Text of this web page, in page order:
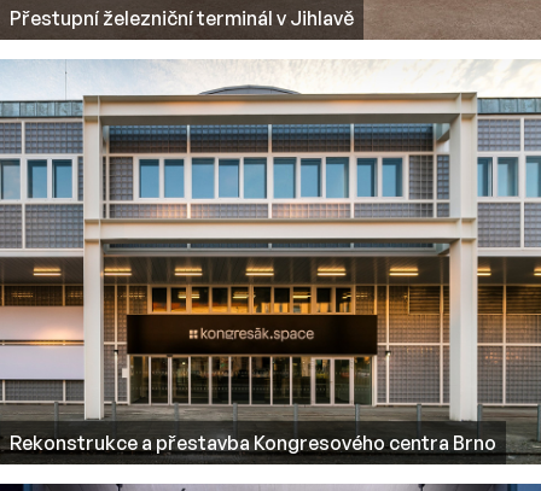
Přestupní železniční terminál v Jihlavě
Rekonstrukce a přestavba Kongresového centra Brno